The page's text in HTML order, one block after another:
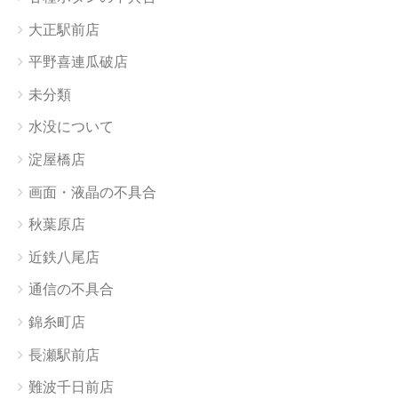
大正駅前店
平野喜連瓜破店
未分類
水没について
淀屋橋店
画面・液晶の不具合
秋葉原店
近鉄八尾店
通信の不具合
錦糸町店
長瀬駅前店
難波千日前店